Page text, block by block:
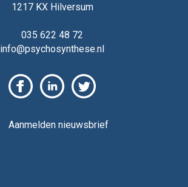
1217 KX Hilversum
035 622 48 72
info@psychosynthese.nl
Aanmelden nieuwsbrief